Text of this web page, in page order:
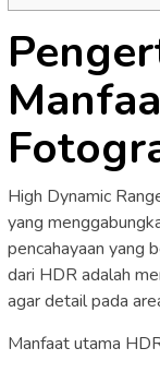
High Dynamic
yang
pencahayaan yang
dari HDR adalah
agar detail pada
Manfaat utama